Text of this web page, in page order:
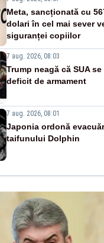
Meta, sancționată cu
dolari în cel mai sever
siguranței copiilor
7 aug. 2026, 08:03
Trump neagă că SUA
deficit de armament
7 aug. 2026, 08:01
Japonia ordonă
taifunului Dolphin